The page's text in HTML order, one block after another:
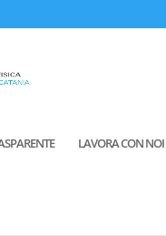
LAVORA CON NOI